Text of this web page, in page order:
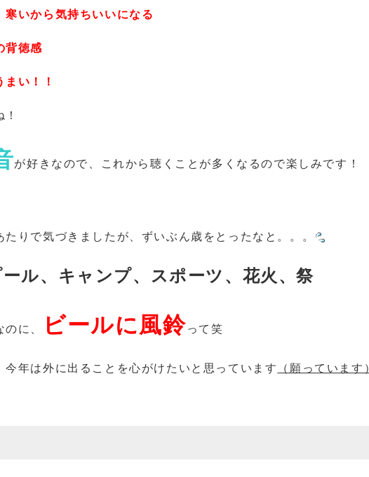
いから気持ちいいになる
背徳感
い！！
が好きなので、これから聴くことが多くなるので楽しみです！
りで気づきましたが、ずいぶん歳をとったなと。。。
ル、キャンプ、スポーツ、花火、祭
に、 ビールに風鈴って笑
今年は外に出ることを心がけたいと思っています （願っています）